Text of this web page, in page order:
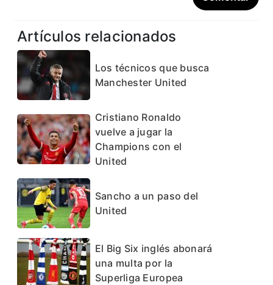
Artículos relacionados
Los técnicos que busca
Manchester United
Cristiano Ronaldo
vuelve a jugar la
Champions con el
United
Sancho a un paso del
United
El Big Six inglés abonará
una multa por la
Superliga Europea